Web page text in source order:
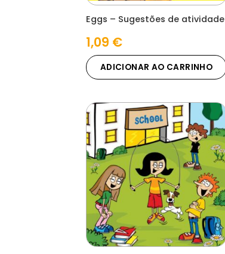
Eggs – Sugestões de atividade
1,09 €
ADICIONAR AO CARRINHO